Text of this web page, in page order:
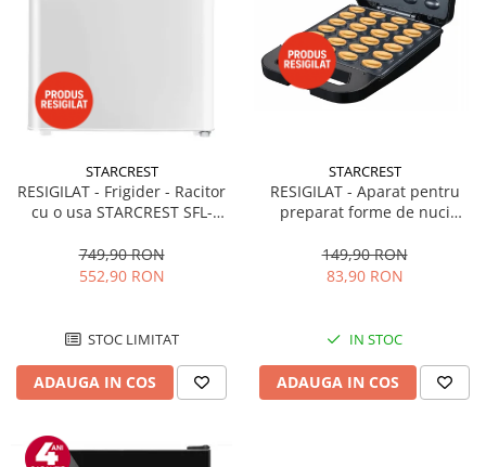
STARCREST
RESIGILAT - Frigider - Racitor
cu o usa STARCREST SFL-
92L, Iluminare interioara,H 83
cm, Alb
749,90 RON
552,90 RON
STOC LIMITAT
ADAUGA IN COS
STARCREST
RESIGILAT - Aparat pentru
preparat forme de nuci
forme, 1400W, Indicator
luminos, Placi antiaderente,
149,90 RON
83,90 RON
IN STOC
ADAUGA IN COS